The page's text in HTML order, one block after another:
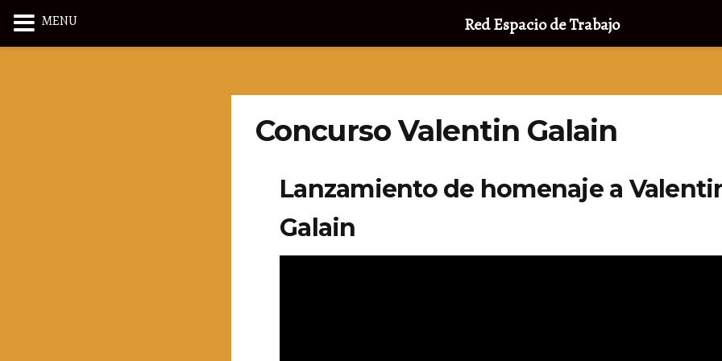
Concurso Valentin Galain
Lanzamiento de homenaje a
Galain
MENU Red Espacio de Trabajo